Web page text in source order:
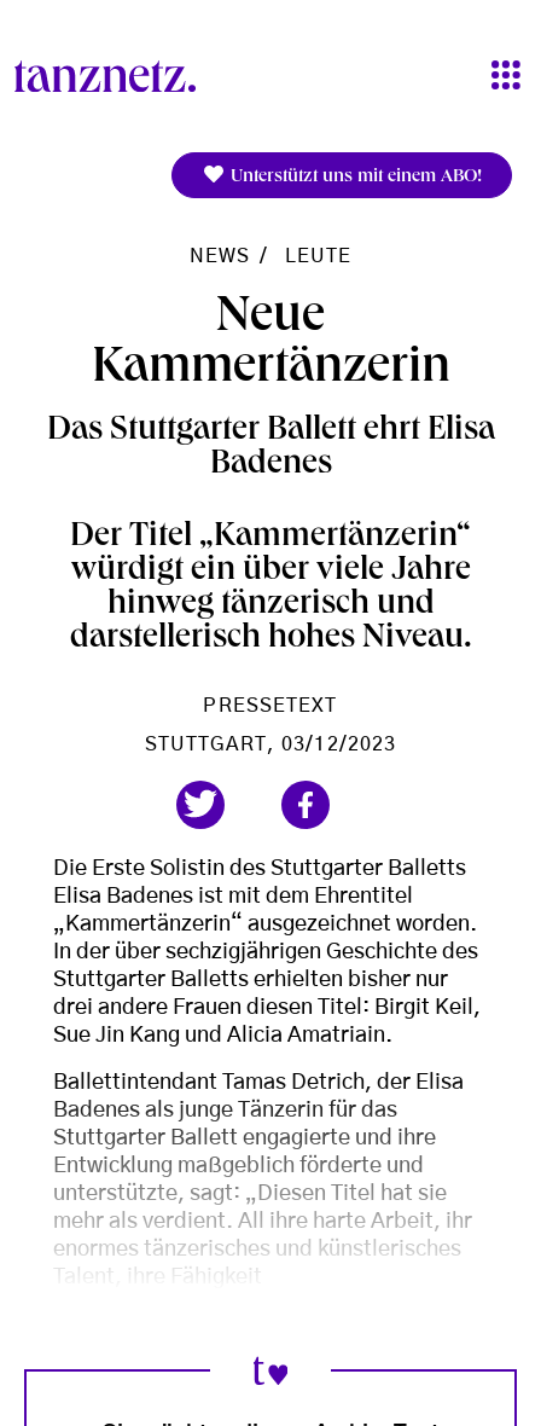
Unterstützt uns mit einem ABO!
NEWS LEUTE
Neue
Kammertänzerin
Das Stuttgarter Ballett ehrt Elisa
Badenes
Der Titel „Kammertänzerin“
würdigt ein über viele Jahre
hinweg tänzerisch und
darstellerisch hohes Niveau.
PRESSETEXT
STUTTGART
, 03/12/2023
Die Erste Solistin des Stuttgarter Balletts
Elisa Badenes ist mit dem Ehrentitel
„Kammertänzerin“ ausgezeichnet worden.
In der über sechzigjährigen Geschichte des
Stuttgarter Balletts erhielten bisher nur
drei andere Frauen diesen Titel: Birgit Keil,
Sue Jin Kang und Alicia Amatriain.
Ballettintendant Tamas Detrich, der Elisa
Badenes als junge Tänzerin für das
Stuttgarter Ballett engagierte und ihre
Entwicklung maßgeblich förderte und
unterstützte, sagt: „Diesen Titel hat sie
mehr als verdient. All ihre harte Arbeit, ihr
enormes tänzerisches und künstlerisches
Talent, ihre Fähigkeit